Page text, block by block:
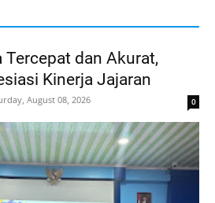
Tercepat dan Akurat,
Kinerja Jajaran
August 08, 2026 0